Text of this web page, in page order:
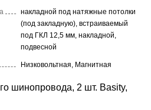
накладной под натяжные потолки
(под закладную), встраиваемый
под ГКЛ 12,5 мм, накладной,
подвесной
Низковольтная, Магнитная
шинопровода, 2 шт. Basity,